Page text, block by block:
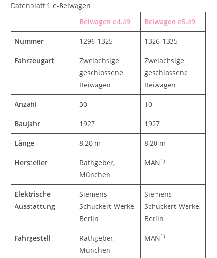
Datenblatt 1 e-Beiwagen
Beiwagen e4.49
Beiwagen e5.49
Nummer 1296-1325 1326-1335
Fahrzeugart
Zweiachsige
geschlossene
Beiwagen
Zweiachsige
geschlossene
Beiwagen
Anzahl 30 10
Baujahr 1927 1927
Länge 8,20 m 8,20 m
Hersteller
Rathgeber,
München
MAN1)
Elektrische
Ausstattung
Siemens-
Schuckert-Werke,
Berlin
Siemens-
Schuckert-Werke,
Berlin
Fahrgestell
Rathgeber,
München
MAN1)